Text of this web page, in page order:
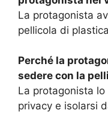
La protagonista
pellicola di
Perché la
sedere con la
La protagonista
privacy e isolarsi